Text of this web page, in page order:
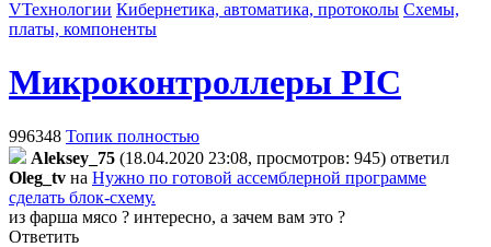
VТехнологии Кибернетика, автоматика, протоколы Схемы,
платы, компоненты
Микроконтроллеры PIC
996348 Топик полностью
Aleksey_75 (18.04.2020 23:08, просмотров: 945) ответил
Oleg_tv на Нужно по готовой ассемблерной программе
сделать блок-схему.
из фарша мясо ? интересно, а зачем вам это ?
Ответить